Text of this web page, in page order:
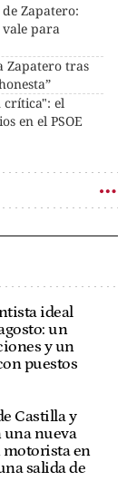
Zapatero:
para
Zapatero tras
crítica": el
en el PSOE
Y LEÓN
ideal
un
y un
puestos
Castilla y
una nueva
en
salida de